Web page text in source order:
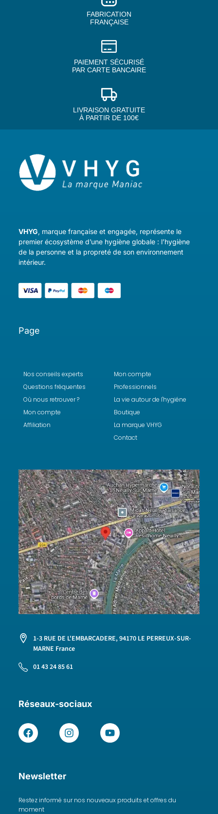
FABRICATION
FRANÇAISE
PAIEMENT SÉCURISÉ
PAR CARTE BANCAIRE
LIVRAISON GRATUITE
À PARTIR DE 100€
VHYG, marque française et engagée, représente le
premier écosystème d’une hygiène globale : l’hygiène
de la personne et la propreté de son environnement
intérieur.
Page
Nos conseils experts
Questions fréquentes
Où nous retrouver ?
Mon compte
Affiliation
Mon compte
Professionnels
La vie autour de l'hygiéne
Boutique
La marque VHYG
Contact
1-3 RUE DE L'EMBARCADERE, 94170 LE PERREUX-SUR-
MARNE France
01 43 24 85 61
Réseaux-sociaux
Newsletter
Restez informé sur nos nouveaux produits et offres du
moment